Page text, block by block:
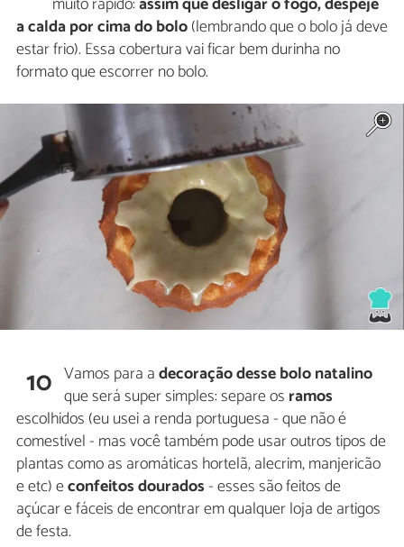
a calda por cima do bolo(lembrando que o bolo já deve
estar frio). Essa cobertura vai ficar bem durinha no
formato que escorrer no bolo.
10 Vamos para adecoração desse bolo natalino
que será super simples: separe os ramos
escolhidos (eu usei a renda portuguesa - que não é
comestível - mas você também pode usar outros tipos de
plantas como as aromáticas hortelã, alecrim, manjericão
e etc) econfeitos dourados- esses são feitos de
açúcar e fáceis de encontrar em qualquer loja de artigos
de festa.